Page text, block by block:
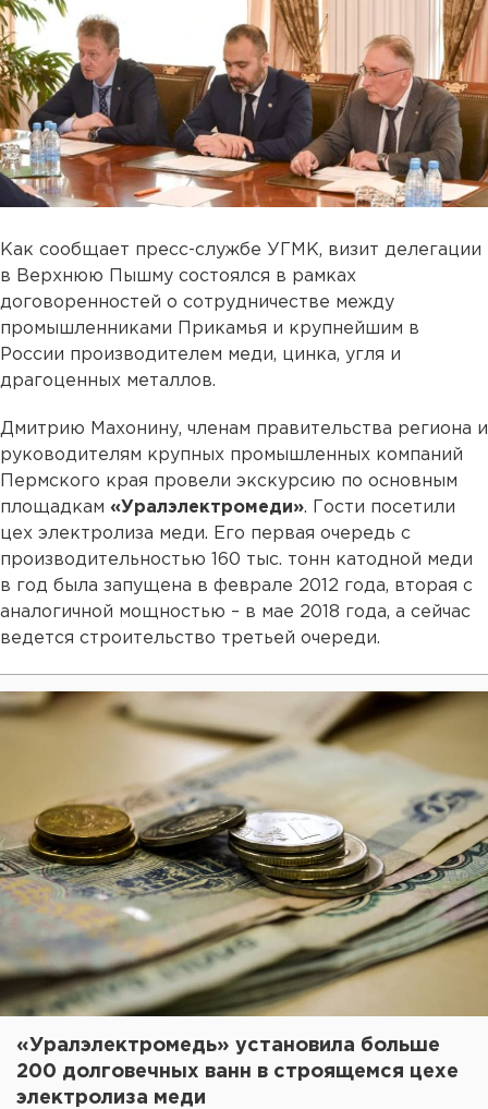
Как сообщает пресс-службе УГМК, визит делегации
в Верхнюю Пышму состоялся в рамках
договоренностей о сотрудничестве между
промышленниками Прикамья и крупнейшим в
России производителем меди, цинка, угля и
драгоценных металлов.
Дмитрию Махонину, членам правительства региона и
руководителям крупных промышленных компаний
Пермского края провели экскурсию по основным
площадкам «Уралэлектромеди». Гости посетили
цех электролиза меди. Его первая очередь с
производительностью 160 тыс. тонн катодной меди
в год была запущена в феврале 2012 года, вторая с
аналогичной мощностью – в мае 2018 года, а сейчас
ведется строительство третьей очереди.
«Уралэлектромедь» установила больше
200 долговечных ванн в строящемся цехе
электролиза меди